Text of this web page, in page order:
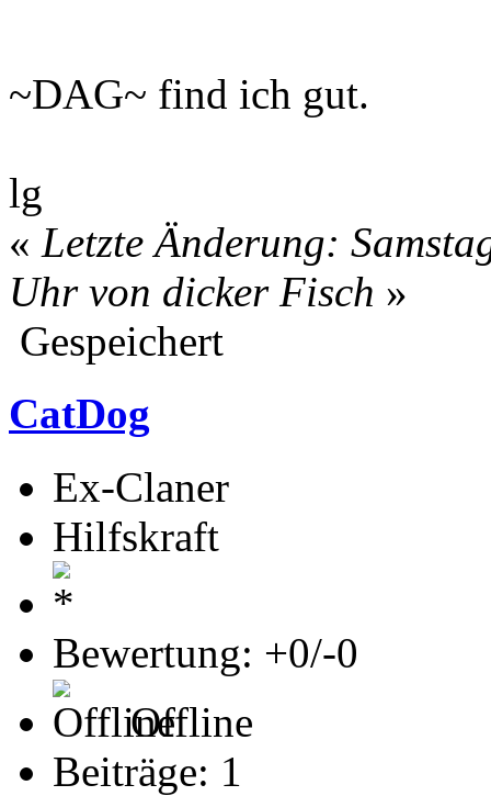
~DAG~ find ich gut.
lg
« Letzte Änderung:
Uhr von dicker Fisch »
Gespeichert
CatDog
Ex-Claner
Hilfskraft
Bewertung: +0/-0
Offline
Beiträge: 1